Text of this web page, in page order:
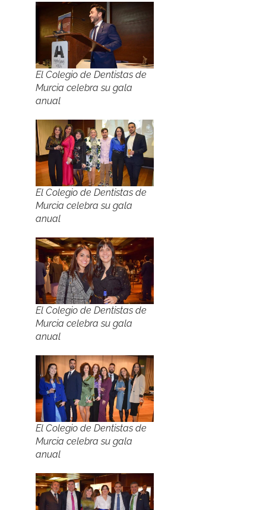
El Colegio de Dentistas de
Murcia celebra su gala
anual
El Colegio de Dentistas de
Murcia celebra su gala
anual
El Colegio de Dentistas de
Murcia celebra su gala
anual
El Colegio de Dentistas de
Murcia celebra su gala
anual